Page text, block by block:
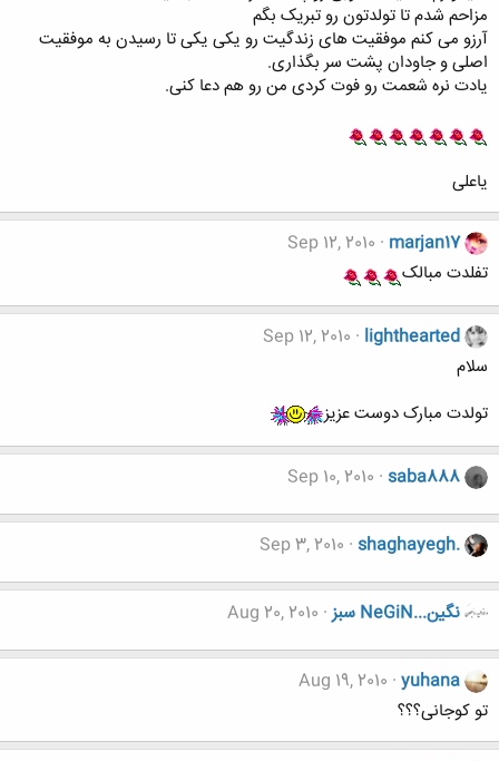
مزاحم شدم تا تولدتون رو تبریک بگم
آرزو می کنم موفقیت های زندگیت رو یکی یکی تا رسیدن به موفقیت
اصلی و جاودان پشت سر بگذاری.
یادت نره شعمت رو فوت کردی من رو هم دعا کنی.
یاعلی
marjan17
Sep 12, 2010
تفلدت مبالک
lighthearted
Sep 12, 2010
سلام
تولدت مبارک دوست عزیز
saba888
Sep 10, 2010
shaghayegh.
Sep 3, 2010
نگين...NeGiN سبز Aug 20, 2010
yuhana
Aug 19, 2010
تو کوجانی؟؟؟